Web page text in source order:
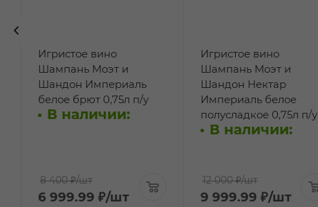
Игристое вино
Шампань Моэт и
Шандон Империаль
белое брют 0,75л п/у
В наличии:
8 400 ₽/шт
6 999.99 ₽/шт
Игристое вино
Шампань Моэт и
Шандон Нектар
Империаль белое
полусладкое 0,75л п/у
В наличии:
12 000 ₽/шт
9 999.99 ₽/шт